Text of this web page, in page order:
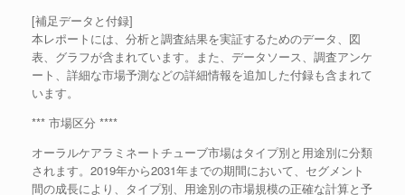
[補足データと付録]
本レポートには、分析と調査結果を実証するためのデータ、図
表、グラフが含まれています。また、データソース、調査アンケ
ート、詳細な市場予測などの詳細情報を追加した付録も含まれて
います。
*** 市場区分 ****
オーラルケアラミネートチューブ市場はタイプ別と用途別に分類
されます。2019年から2031年までの期間において、セグメント
間の成長により、タイプ別、用途別の市場規模の正確な計算と予